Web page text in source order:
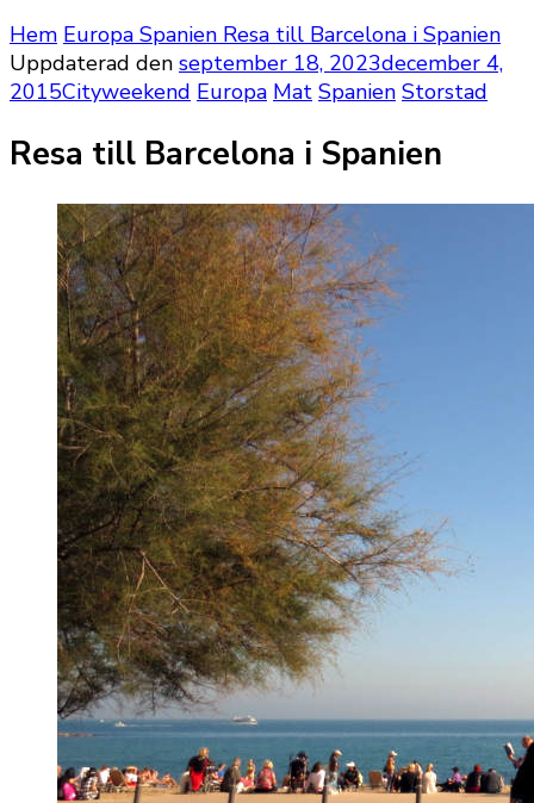
Hem Europa Spanien Resa till Barcelona i Spanien
Uppdaterad den september 18, 2023december 4,
2015Cityweekend Europa Mat Spanien Storstad
Resa till Barcelona i Spanien